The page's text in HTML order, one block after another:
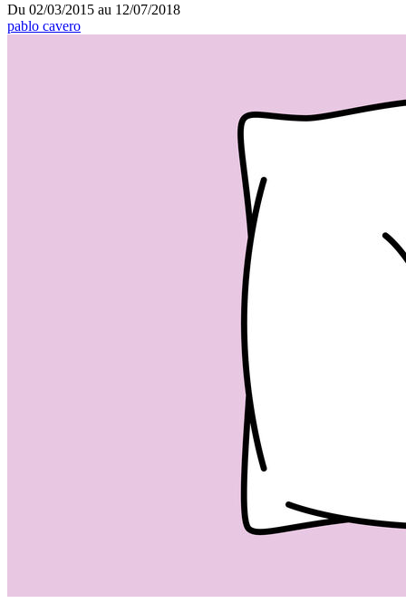
Du 02/03/2015 au 12/07/2018
pablo cavero